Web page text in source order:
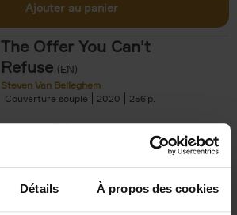
Détails À propos des cookies
Ajouter au panier
The Offer You Can't
Refuse (EN)
Steven Van Belleghem
Couverture souple
2020 256
€37,50